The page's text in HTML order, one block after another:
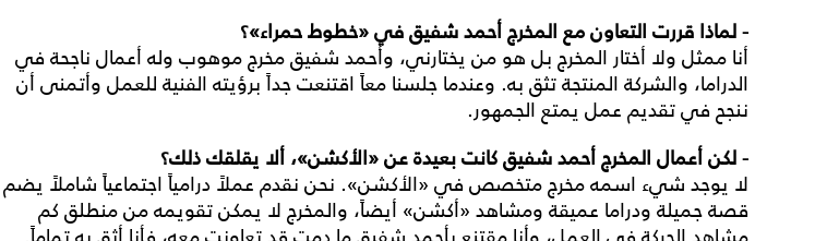
- لماذا قررت التعاون مع المخرج أحمد شفيق في «خطوط حمراء»؟
أنا ممثل ولا أختار المخرج بل هو من يختارني، وأحمد شفيق مخرج موهوب وله أعمال ناجحة في
الدراما، والشركة المنتجة تثق به. وعندما جلسنا معاً اقتنعت جداً برؤيته الفنية للعمل وأتمنى أن
ننجح في تقديم عمل يمتع الجمهور.
- لكن أعمال المخرج أحمد شفيق كانت بعيدة عن «الأكشن»، ألا يقلقك ذلك؟
لا يوجد شيء اسمه مخرج متخصص في «الأكشن». نحن نقدم عملاً درامياً اجتماعياً شاملاً يضم
قصة جميلة ودراما عميقة ومشاهد «أكشن» أيضاً، والمخرج لا يمكن تقويمه من منطلق كم